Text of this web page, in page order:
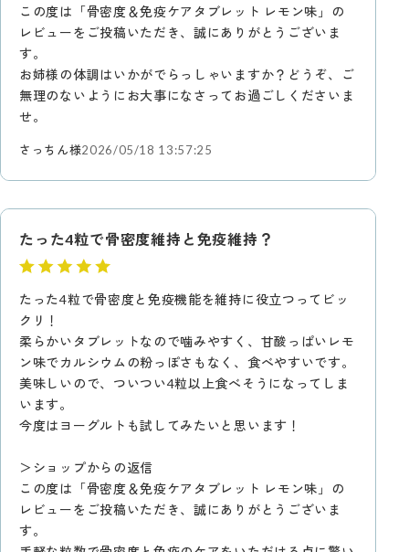
この度は「骨密度＆免疫ケアタブレット レモン味」の
レビューをご投稿いただき、誠にありがとうございま
す。
お姉様の体調はいかがでらっしゃいますか？どうぞ、ご
無理のないようにお大事になさってお過ごしくださいま
せ。
さっちん様2026/05/18 13:57:25
たった4粒で骨密度維持と免疫維持？
たった4粒で骨密度と免疫機能を維持に役立つってビッ
クリ！
柔らかいタブレットなので噛みやすく、甘酸っぱいレモ
ン味でカルシウムの粉っぽさもなく、食べやすいです。
美味しいので、ついつい4粒以上食べそうになってしま
います。
今度はヨーグルトも試してみたいと思います！
＞ショップからの返信
この度は「骨密度＆免疫ケアタブレット レモン味」の
レビューをご投稿いただき、誠にありがとうございま
す。